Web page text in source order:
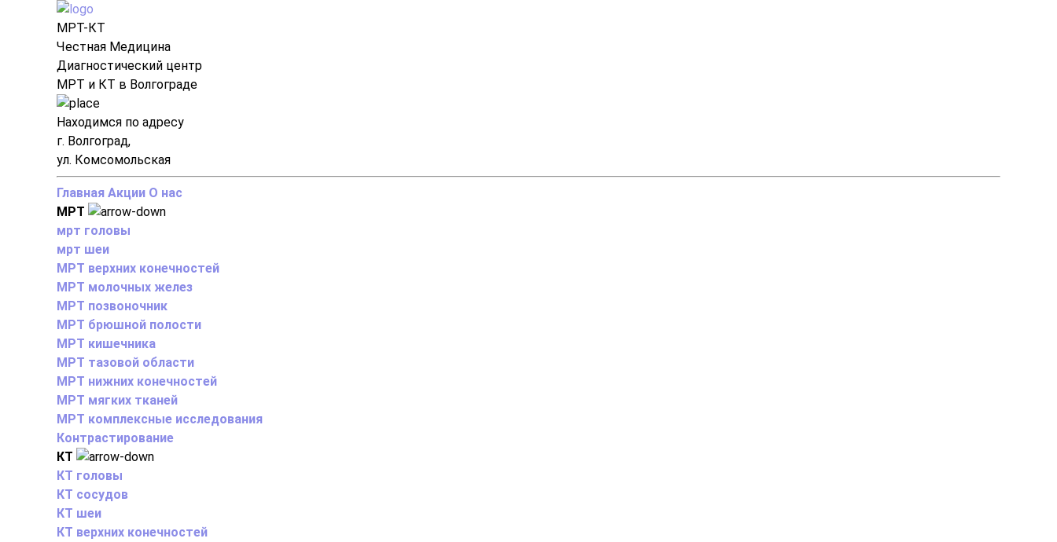
МРТ-КТ
Честная Медицина
Диагностический центр
МРТ и КТ в Волгограде
Находимся по адресу
г. Волгоград,
ул. Комсомольская
Главная Акции О нас
МРТ
мрт головы
мрт шеи
МРТ верхних конечностей
МРТ молочных желез
МРТ позвоночник
МРТ брюшной полости
МРТ кишечника
МРТ тазовой области
МРТ нижних конечностей
МРТ мягких тканей
МРТ комплексные исследования
Контрастирование
КТ
КТ головы
КТ сосудов
КТ шеи
КТ верхних конечностей